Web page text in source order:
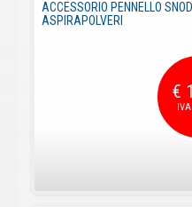
ACCESSORIO PENNELLO
ASPIRAPOLVERI
€